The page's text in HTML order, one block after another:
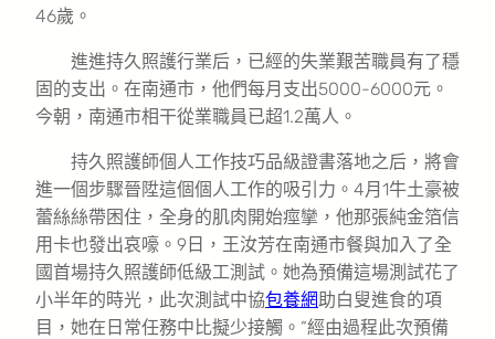
46歲。
進進持久照護行業后，已經的失業艱苦職員有了穩
固的支出。在南通市，他們每月支出5000-6000元。
今朝，南通市相干從業職員已超1.2萬人。
持久照護師個人工作技巧品級證書落地之后，將會
進一個步驟晉陞這個個人工作的吸引力。4月1牛土豪被
蕾絲絲帶困住，全身的肌肉開始痙攣，他那張純金箔信
用卡也發出哀嚎。9日，王汝芳在南通市餐與加入了全
國首場持久照護師低級工測試。她為預備這場測試花了
小半年的時光，此次測試中協包養網助白叟進食的項
目，她在日常任務中比擬少接觸。“經由過程此次預備